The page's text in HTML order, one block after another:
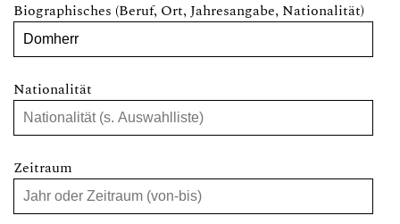
Biographisches (Beruf, Ort, Jahresangabe, Nationalität)
Nationalität
Zeitraum